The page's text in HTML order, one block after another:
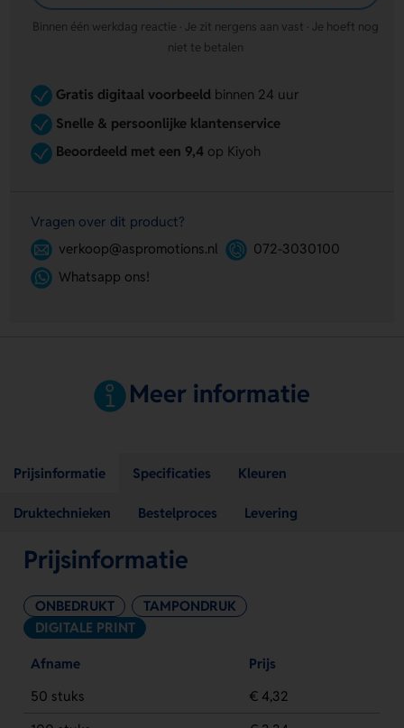
Binnen één werkdag reactie · Je zit nergens aan vast · Je hoeft nog
niet te betalen
Gratis digitaal voorbeeld binnen 24 uur
Snelle & persoonlijke klantenservice
Beoordeeld met een 9,4op Kiyoh
Vragen over dit product?
verkoop@aspromotions.nl
072-3030100
Whatsapp ons!
Meer informatie
Prijsinformatie Specificaties Kleuren
Druktechnieken Bestelproces Levering
Prijsinformatie
ONBEDRUKT
TAMPONDRUK
DIGITALE PRINT
Afname
Prijs
50 stuks
€ 4,32